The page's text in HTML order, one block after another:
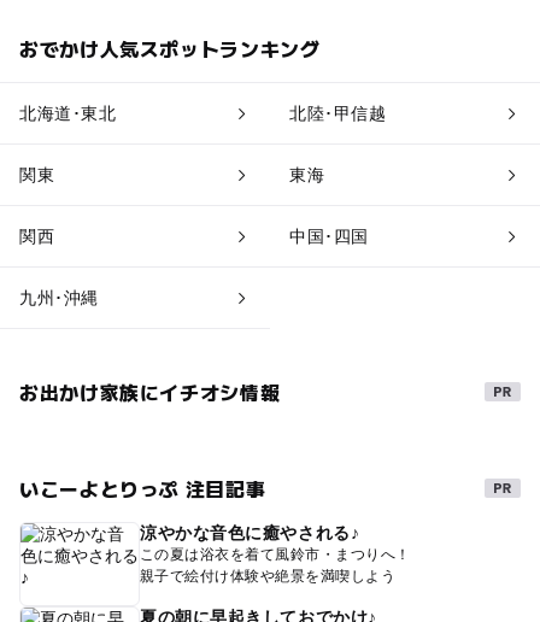
おでかけ人気スポットランキング
北海道･東北 北陸･甲信越
関東 東海
関西 中国･四国
九州･沖縄
お出かけ家族にイチオシ情報
いこーよとりっぷ 注目記事
涼やかな音色に癒やされる♪
この夏は浴衣を着て風鈴市・まつりへ！
親子で絵付け体験や絶景を満喫しよう
夏の朝に早起きしておでかけ♪